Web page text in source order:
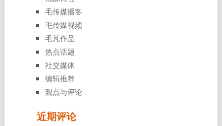
毛传媒播客
毛传媒视频
毛芃作品
热点话题
社交媒体
编辑推荐
观点与评论
近期评论